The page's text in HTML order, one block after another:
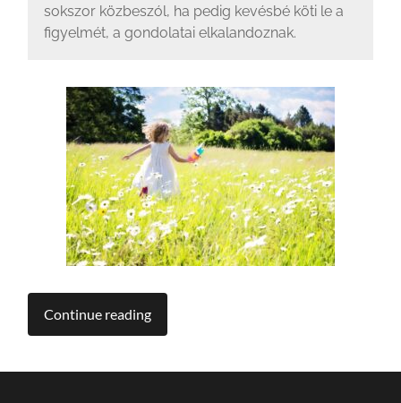
sokszor közbeszól, ha pedig kevésbé köti le a
figyelmét, a gondolatai elkalandoznak.
Continue reading